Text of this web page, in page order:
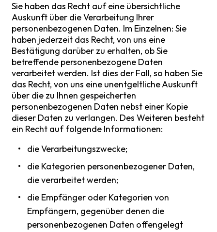
Sie haben das Recht auf eine übersichtliche
Auskunft über die Verarbeitung Ihrer
personenbezogenen Daten. Im Einzelnen: Sie
haben jederzeit das Recht, von uns eine
Bestätigung darüber zu erhalten, ob Sie
betreffende personenbezogene Daten
verarbeitet werden. Ist dies der Fall, so haben Sie
das Recht, von uns eine unentgeltliche Auskunft
über die zu Ihnen gespeicherten
personenbezogenen Daten nebst einer Kopie
dieser Daten zu verlangen. Des Weiteren besteht
ein Recht auf folgende Informationen:
die Verarbeitungszwecke;
die Kategorien personenbezogener Daten,
die verarbeitet werden;
die Empfänger oder Kategorien von
Empfängern, gegenüber denen die
personenbezogenen Daten offengelegt